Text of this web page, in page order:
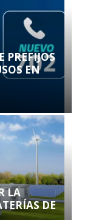
PREFIJOS
EN
LA
DE